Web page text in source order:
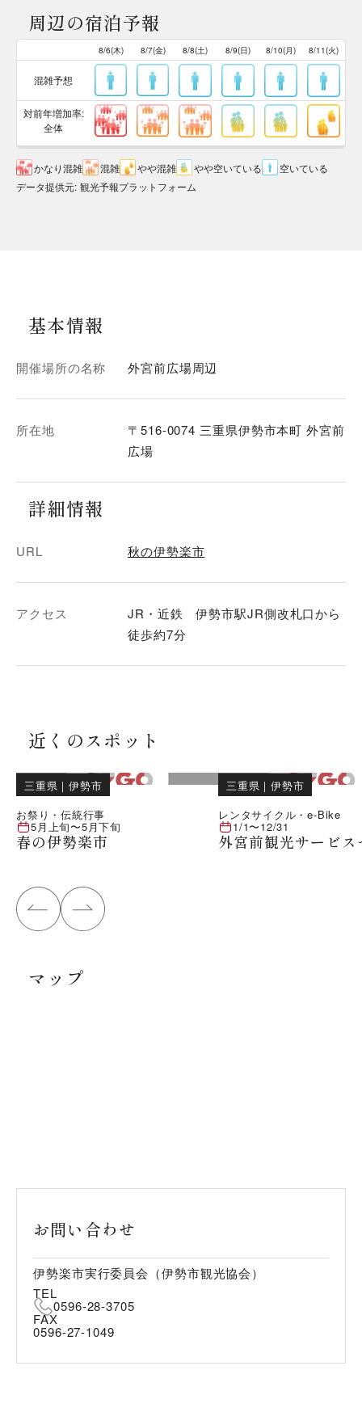
周辺の宿泊予報
8/6(木) 8/7(金) 8/8(土) 8/9(日) 8/10(月) 8/11(火)
混雑予想
対前年増加率:
全体
かなり混雑 混雑 やや混雑 やや空いている
空いている
データ提供元: 観光予報プラットフォーム
基本情報
開催場所の名称 外宮前広場周辺
所在地
〒516-0074 三重県伊勢市本町 外宮前
広場
詳細情報
URL 秋の伊勢楽市
アクセス
JR・近鉄 伊勢市駅JR側改札口から
徒歩約7分
近くのスポット
三重県 ｜伊勢市
お祭り・伝統行事
5月上旬〜5月下旬
春の伊勢楽市
三重県 ｜伊勢市
レンタサイクル・e-Bike
1/1〜12/31
外宮前観光サービ
マップ
お問い合わせ
伊勢楽市実行委員会（伊勢市観光協会）
TEL
0596-28-3705
FAX
0596-27-1049